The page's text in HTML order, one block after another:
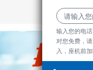
首页 上
末页
输入您的电
对您免费，
入，座机前加